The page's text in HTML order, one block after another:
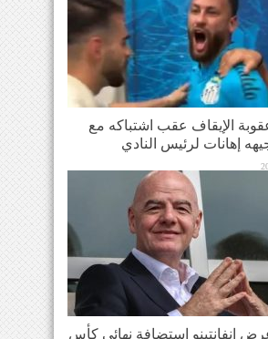
الإيقاف عقب اشتباكه مع
إهانات لرئيس النادي
إنفانتينو استضافة نهائي كأس